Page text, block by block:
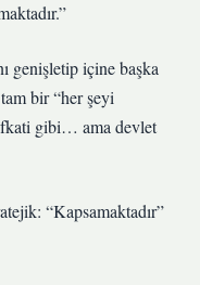
genişletip içine başka
bir “her şeyi
gibi… ama devlet
“Kapsamaktadır”